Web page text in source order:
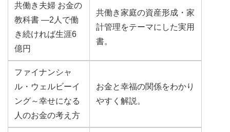
共働き夫婦 お金の
教科書 ―2人で働
き続ければ生涯6
億円
共働き家庭の資産形成・家
計管理をテーマにした実用
書。
ファイナンシャ
ル・ウェルビーイ
ング～幸せになる
人のお金の考え方
お金と幸福の関係をわかり
やすく解説。